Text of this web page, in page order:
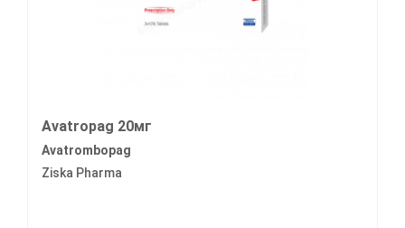
Avatropag 20мг
Avatrombopag
Ziska Pharma